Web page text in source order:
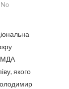
No
якого